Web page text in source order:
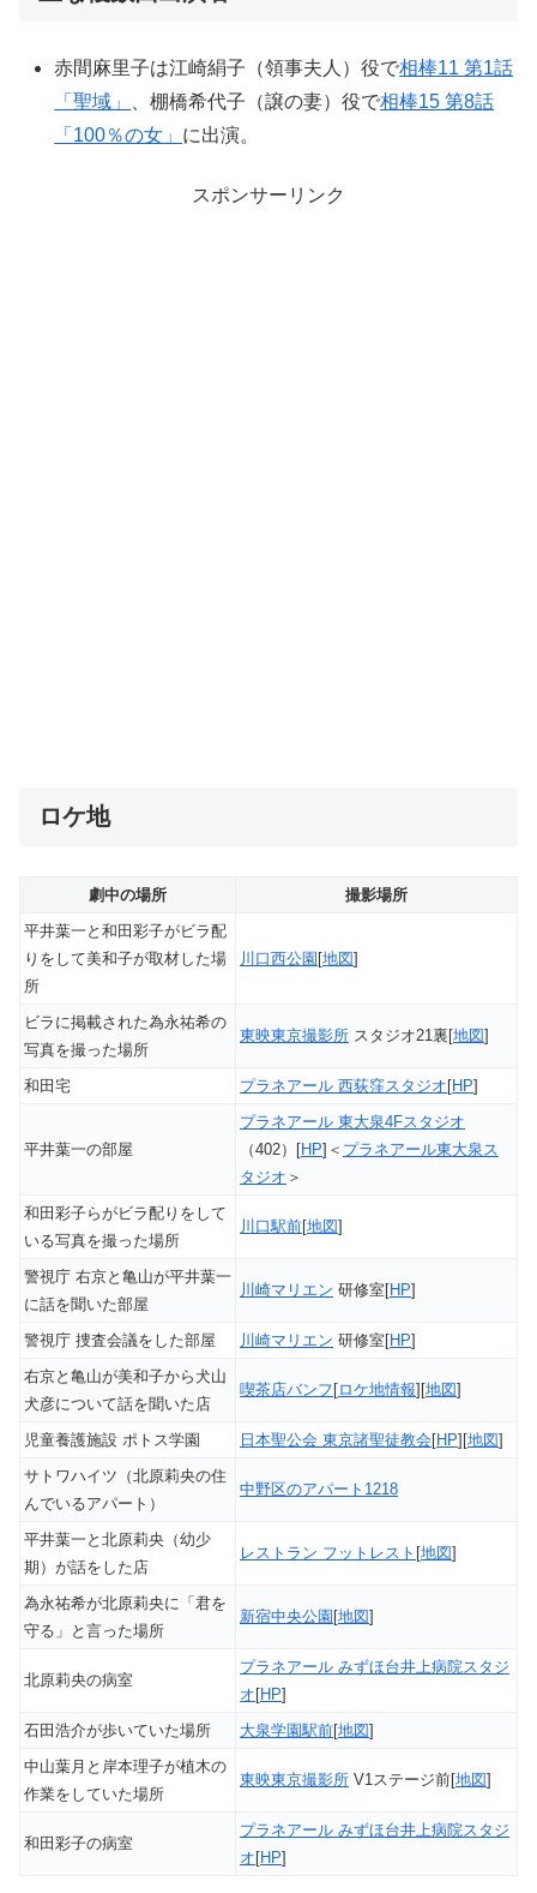
赤間麻里子は江崎絹子（領事夫人）役で相棒11 第1話
「聖域」
、棚橋希代子（譲の妻）役で相棒15 第8話
「100％の女」 に出演。
スポンサーリンク
ロケ地
劇中の場所
撮影場所
平井葉一と和田彩子がビラ配
りをして美和子が取材した場
所
川口西公園 [地図]
ビラに掲載された為永祐希の
写真を撮った場所
東映東京撮影所 スタジオ21裏[地図]
和田宅 プラネアール 西荻窪スタジオ [HP]
平井葉一の部屋
プラネアール 東大泉4Fスタジオ
（402）[HP]＜ プラネアール東大泉ス
タジオ ＞
和田彩子らがビラ配りをして
いる写真を撮った場所
川口駅前[地図]
警視庁 右京と亀山が平井葉一
に話を聞いた部屋
川崎マリエン 研修室[HP]
警視庁 捜査会議をした部屋 川崎マリエン 研修室[HP]
右京と亀山が美和子から犬山
犬彦について話を聞いた店
喫茶店バンフ [ロケ地情報][地図]
児童養護施設 ポトス学園 日本聖公会 東京諸聖徒教会 [HP][地図]
サトワハイツ（北原莉央の住
んでいるアパート）
中野区のアパート1218
平井葉一と北原莉央（幼少
期）が話をした店
レストラン フットレスト [地図]
為永祐希が北原莉央に「君を
守る」と言った場所
新宿中央公園 [地図]
北原莉央の病室
プラネアール みずほ台井上病院スタジ
オ [HP]
石田浩介が歩いていた場所
大泉学園駅前[地図]
中山葉月と岸本理子が植木の
作業をしていた場所
東映東京撮影所 V1ステージ前[地図]
和田彩子の病室
プラネアール みずほ台井上病院スタジ
オ [HP]